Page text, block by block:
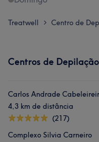
Treatwell > Centro de
Centros de
Carlos Andrade
4,3 km de distância
(217)
Complexo Silvia Carneiro